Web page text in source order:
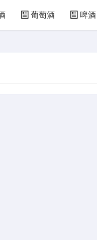
葡萄酒 啤酒